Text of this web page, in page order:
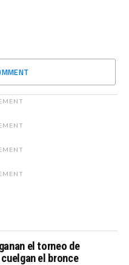
el torneo de
el bronce